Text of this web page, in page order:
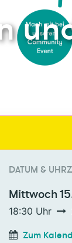
DATUM &
Mittwoch
18:30 Uhr
Zum